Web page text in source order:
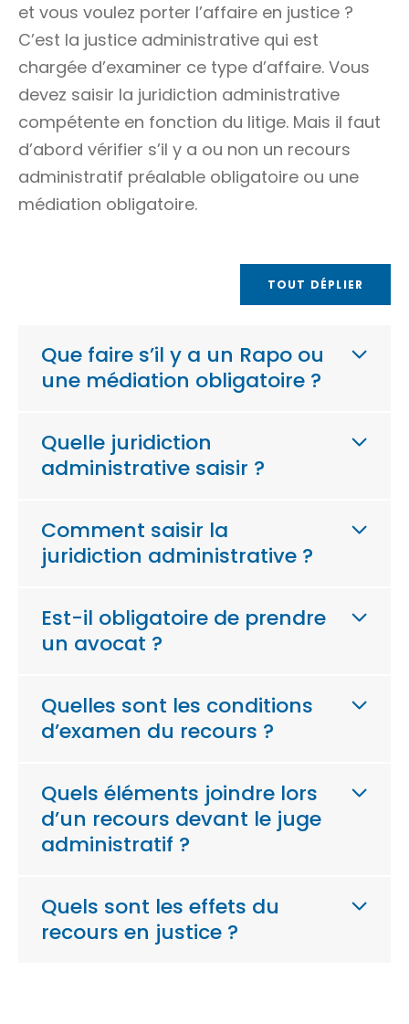
et vous voulez porter l’affaire en justice ?
C’est la justice administrative qui est
chargée d’examiner ce type d’affaire. Vous
devez saisir la juridiction administrative
compétente en fonction du litige. Mais il faut
d’abord vérifier s’il y a ou non un recours
administratif préalable obligatoire ou une
médiation obligatoire.
TOUT DÉPLIER
Que faire s’il y a un Rapo ou
une médiation obligatoire ?
Quelle juridiction
administrative saisir ?
Comment saisir la
juridiction administrative ?
Est-il obligatoire de prendre
un avocat ?
Quelles sont les conditions
d’examen du recours ?
Quels éléments joindre lors
d’un recours devant le juge
administratif ?
Quels sont les effets du
recours en justice ?